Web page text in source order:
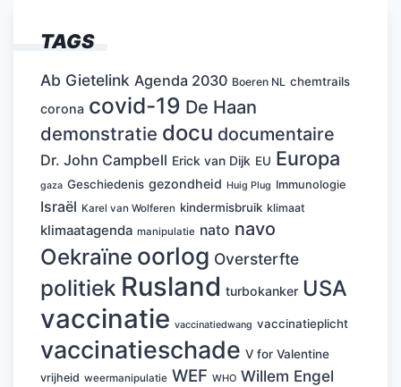
TAGS
Ab Gietelink Agenda 2030 Boeren NL chemtrails
corona covid-19 De Haan
demonstratie docu documentaire
Dr. John Campbell Erick van Dijk EU Europa
gaza Geschiedenis gezondheid Huig Plug Immunologie
Israël Karel van Wolferen kindermisbruik klimaat
klimaatagenda manipulatie nato navo
Oekraïne oorlog Oversterfte
politiek Rusland turbokanker USA
vaccinatie vaccinatiedwang vaccinatieplicht
vaccinatieschade V for Valentine
vrijheid weermanipulatie WEF WHO Willem Engel